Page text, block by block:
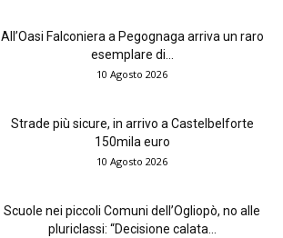
All’Oasi Falconiera a Pegognaga arriva un raro
esemplare di...
10 Agosto 2026
Strade più sicure, in arrivo a Castelbelforte
150mila euro
10 Agosto 2026
Scuole nei piccoli Comuni dell’Ogliopò, no alle
pluriclassi: “Decisione calata...